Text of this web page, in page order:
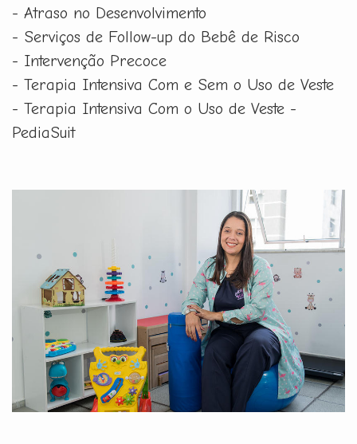
- Atraso no Desenvolvimento
- Serviços de Follow-up do Bebê de Risco
- Intervenção Precoce
- Terapia Intensiva Com e Sem o Uso de Veste
- Terapia Intensiva Com o Uso de Veste -
PediaSuit